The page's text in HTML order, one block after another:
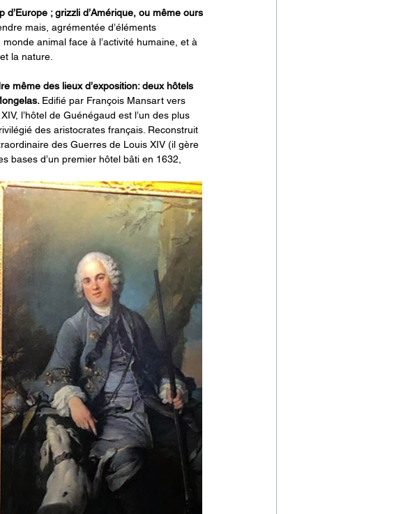
d’Europe ; grizzli d’Amérique, ou même ours
mais, agrémentée d’éléments
animal face à l’activité humaine, et à
la nature.
même des lieux d’exposition: deux hôtels
Edifié par François Mansart vers
l’hôtel de Guénégaud est l’un des plus
des aristocrates français. Reconstruit
des Guerres de Louis XIV (il gère
bases d’un premier hôtel bâti en 1632,